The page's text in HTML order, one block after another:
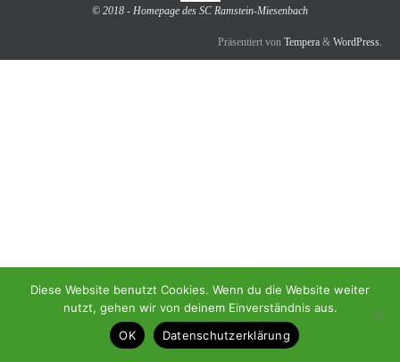
© 2018 - Homepage des SC Ramstein-Miesenbach
Präsentiert von Tempera & WordPress.
Diese Website benutzt Cookies. Wenn du die Website weiter
nutzt, gehen wir von deinem Einverständnis aus.
OK
Datenschutzerklärung